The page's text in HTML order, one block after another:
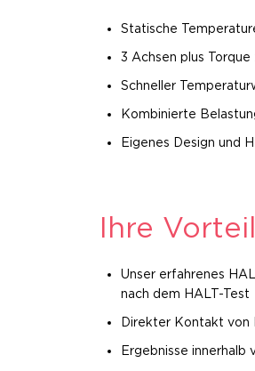
Statische
3 Achsen plus
Schneller
Kombinierte
Eigenes Design und
Ihre
Unser erfahrenes
nach dem HALT-Test
Direkter Kontakt von
Ergebnisse innerhalb